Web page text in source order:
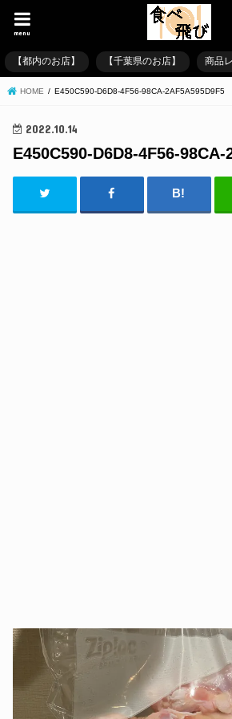
menu
【都内のお店】 【千葉県のお店】 商品
HOME E450C590-D6D8-4F56-98CA-2AF5A595D9F5
2022.10.14
E450C590-D6D8-4F56-98CA-